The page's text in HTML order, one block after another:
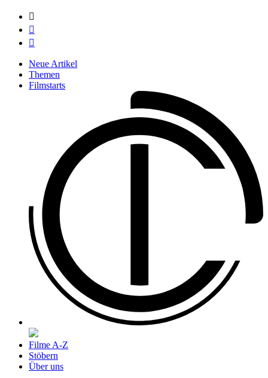



Neue Artikel
Themen
Filmstarts
Filme A-Z
Stöbern
Über uns